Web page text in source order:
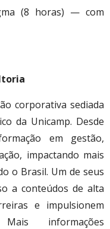
(8 horas) — com
corporativa sediada
da Unicamp. Desde
em gestão,
impactando mais
o Brasil. Um de seus
a conteúdos de alta
e impulsionem
Mais informações